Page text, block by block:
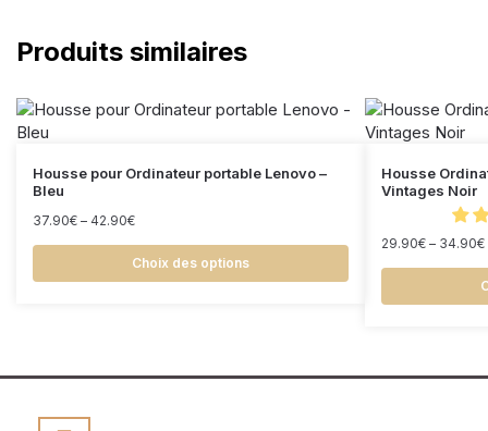
Produits similaires
Housse pour Ordinateur portable Lenovo –
Bleu
37.90€ – 42.90€
Choix des options
Housse
Vintages Noir
29.90€ – 34.90€